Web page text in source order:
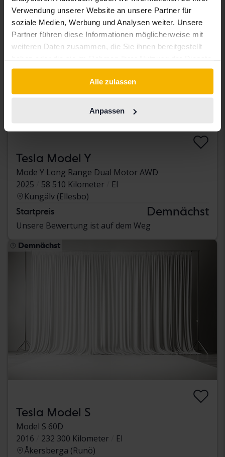
Verwendung unserer Website an unsere Partner für
soziale Medien, Werbung und Analysen weiter. Unsere
Partner führen diese Informationen möglicherweise mit
weiteren Daten zusammen, die Sie ihnen bereitgestellt
gesammelt haben.
Alle zulassen
Anpassen
Tesla Model Y
Mode Y Long Range Dual Motor AWD
2025
58 510 Kilometer
El
Kungälv (Ellesbo)
Startpreis Demnächst
Unsere Bewertung ist auf dem Weg
Demnächst
Tesla Model S
Model S 60D
2016
232 300 Kilometer
El
Åkersberga (Runö)